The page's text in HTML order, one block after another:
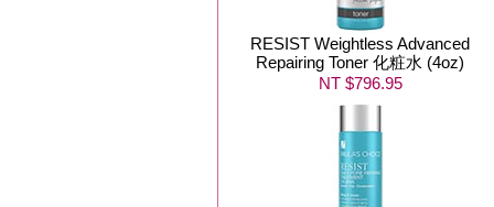
RESIST Weightless Advanced
Repairing Toner 化粧水 (4oz)
NT $796.95